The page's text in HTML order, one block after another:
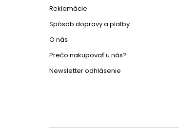
Reklamácie
Spôsob dopravy a platby
O nás
Prečo nakupovať u nás?
Newsletter odhlásenie